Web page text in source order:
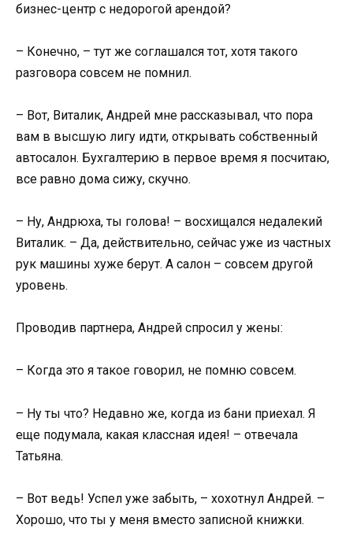
бизнес-центр с недорогой арендой?
– Конечно, – тут же соглашался тот, хотя такого
разговора совсем не помнил.
– Вот, Виталик, Андрей мне рассказывал, что пора
вам в высшую лигу идти, открывать собственный
автосалон. Бухгалтерию в первое время я посчитаю,
все равно дома сижу, скучно.
– Ну, Андрюха, ты голова! – восхищался недалекий
Виталик. – Да, действительно, сейчас уже из частных
рук машины хуже берут. А салон – совсем другой
уровень.
Проводив партнера, Андрей спросил у жены:
– Когда это я такое говорил, не помню совсем.
– Ну ты что? Недавно же, когда из бани приехал. Я
еще подумала, какая классная идея! – отвечала
Татьяна.
– Вот ведь! Успел уже забыть, – хохотнул Андрей. –
Хорошо, что ты у меня вместо записной книжки.